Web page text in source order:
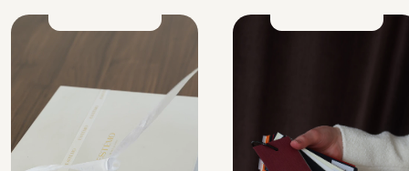
Часы работы ПН-ПТ 9:00–18:00 КОНСУЛЬТАЦИЯ
*Instagram (Инстаграм) принадлежит компании Meta (Мета),
признанной экстремистской и запрещённой на территории
РФ
Согласие на обработку персональных данных
Политика конфиденциальности